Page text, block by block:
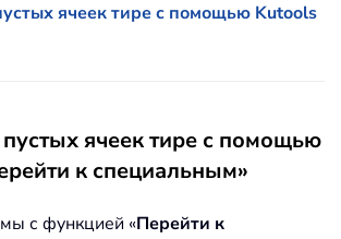
ячеек тире с помощью Kutools
ячеек тире с помощью
к специальным»
с функцией «Перейти к